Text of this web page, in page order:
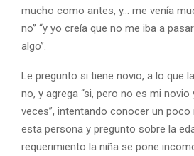
mucho como antes, y… me venía
no” “y yo creía que no me iba a
algo”.
Le pregunto si tiene novio, a lo que
no, y agrega “si, pero no es mi
veces”, intentando conocer un
esta persona y pregunto sobre la
requerimiento la niña se pone